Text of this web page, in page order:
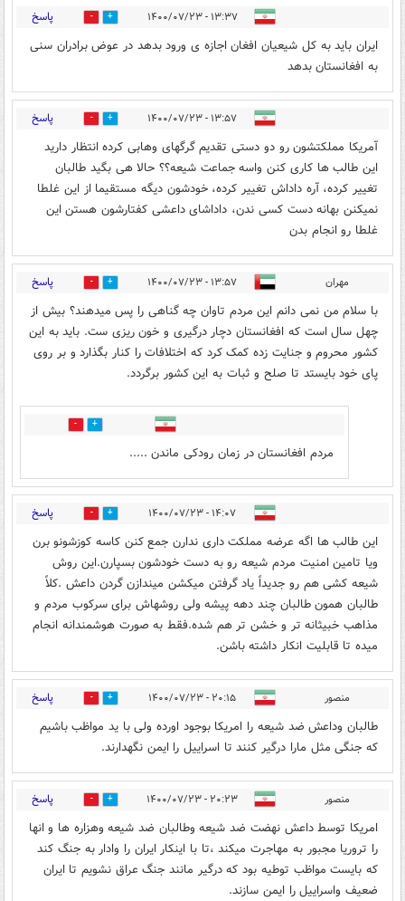
۱۳:۳۷ - ۱۴۰۰/۰۷/۲۳ 2 پاسخ
ایران باید به کل شیعیان افغان اجازه ی ورود بدهد در عوض برادران سنی
به افغانستان بدهد
۱۳:۵۷ - ۱۴۰۰/۰۷/۲۳ 2 پاسخ
آمریکا مملکتشون رو دو دستی تقدیم گرگهای وهابی کرده انتظار دارید
این طالب ها کاری کنن واسه جماعت شیعه؟؟ حالا هی بگید طالبان
تغییر کرده، آره داداش تغییر کرده، خودشون دیگه مستقیما از این غلطا
نمیکنن بهانه دست کسی ندن، داداشای داعشی کفتارشون هستن این
غلطا رو انجام بدن
مهران ۱۳:۵۷ - ۱۴۰۰/۰۷/۲۳ 0 پاسخ
با سلام من نمی دانم این مردم تاوان چه گناهی را پس میدهند؟ بیش از
چهل سال است که افغانستان دچار درگیری و خون ریزی ست. باید به این
کشور محروم و جنایت زده کمک کرد که اختلافات را کنار بگذارد و بر روی
پای خود بایستد تا صلح و ثبات به این کشور برگردد.
0
مردم افغانستان در زمان رودکی ماندن .....
۱۴:۰۷ - ۱۴۰۰/۰۷/۲۳ 3 پاسخ
این طالب ها اگه عرضه مملکت داری ندارن جمع کنن کاسه کوزشونو برن
ویا تامین امنیت مردم شیعه رو به دست خودشون بسپارن.این روش
شیعه کشی هم رو جدیداً یاد گرفتن میکشن میندازن گردن داعش .کلاً
طالبان همون طالبان چند دهه پیشه ولی روشهاش برای سرکوب مردم و
مذاهب خبیثانه تر و خشن تر هم شده.فقط به صورت هوشمندانه انجام
میده تا قابلیت انکار داشته باشن.
منصور ۲۰:۱۵ - ۱۴۰۰/۰۷/۲۳ 0 پاسخ
طالبان وداعش ضد شیعه را امریکا بوجود اورده ولی با ید مواظب باشیم
که جنگی مثل مارا درگیر کنند تا اسراییل را ایمن نگهدارند.
منصور ۲۰:۲۳ - ۱۴۰۰/۰۷/۲۳ 0 پاسخ
امریکا توسط داعش نهضت ضد شیعه وطالبان ضد شیعه وهزاره ها و انها
را تروریا مجبور به مهاجرت میکند ،تا با اینکار ایران را وادار به جنگ کند
که بایست مواظب توطیه بود که درگیر مانند جنگ عراق نشویم تا ایران
ضعیف واسراییل را ایمن سازند.